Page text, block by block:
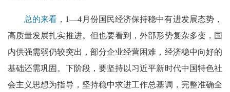
总的来看 ，1—4月份国民经济保持稳中有进发展态势，
高质量发展扎实推进。但也要看到，外部形势复杂多变，国
内供强需弱仍较突出，部分企业经营困难，经济稳中向好的
基础还需巩固。下阶段，要坚持以习近平新时代中国特色社
会主义思想为指导，坚持稳中求进工作总基调，完整准确全